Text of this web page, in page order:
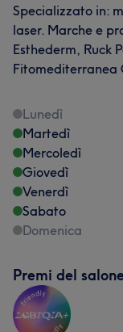
Specializzato in:
laser. Marche e
Esthederm, Ruck
Fitomediterranea
Lunedì
Martedì
Mercoledì
Giovedì
Venerdì
Sabato
Domenica
Premi del